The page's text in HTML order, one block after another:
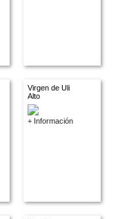
Virgen de Uli
Alto
+ Información